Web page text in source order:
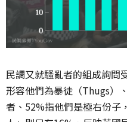
民調又就騷亂者的組成詢問
形容他們為暴徒（Thugs）
者、52%指他們是極右份子